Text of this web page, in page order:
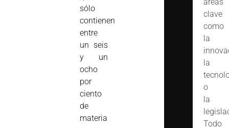
sólo
contienen
entre
un seis
y un
ocho
por
ciento
de
materia
clave
como
la
la
o
la
Todo